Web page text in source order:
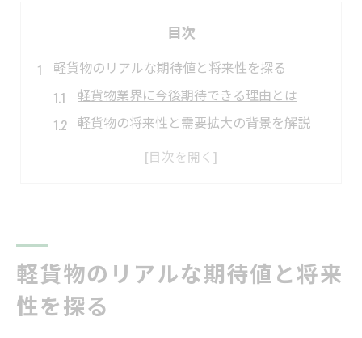
目次
軽貨物のリアルな期待値と将来性を探る
軽貨物業界に今後期待できる理由とは
軽貨物の将来性と需要拡大の背景を解説
軽貨物ドライバーが持つ現実的な期待値
軽貨物ドライバー収入の実例とその特徴
軽貨物の平均的な収入モデルを比較検証
収入差に影響する軽貨物の働き方とは
軽貨物のリアルな期待値と将来
性を探る